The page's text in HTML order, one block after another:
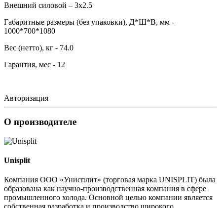
Внешний силовой – 3х2.5
Габаритные размеры (без упаковки), Д*Ш*В, мм -
1000*700*1080
Вес (нетто), кг - 74.0
Гарантия, мес - 12
Авторизация
О производителе
Unisplit
Компания ООО «Унисплит» (торговая марка UNISPLIT) была
образована как научно-производственная компания в сфере
промышленного холода. Основной целью компании является